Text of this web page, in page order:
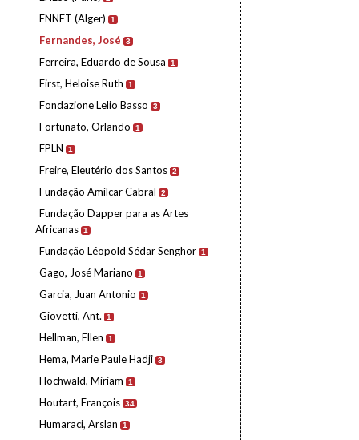
ENNET (Alger) 1
Fernandes, José 3
Ferreira, Eduardo de Sousa 1
First, Heloise Ruth 1
Fondazione Lelio Basso 3
Fortunato, Orlando 1
FPLN 1
Freire, Eleutério dos Santos 2
Fundação Amílcar Cabral 2
Fundação Dapper para as Artes
Africanas 1
Fundação Léopold Sédar Senghor 1
Gago, José Mariano 1
Garcia, Juan Antonio 1
Giovetti, Ant. 1
Hellman, Ellen 1
Hema, Marie Paule Hadji 3
Hochwald, Miriam 1
Houtart, François 34
Humaraci, Arslan 1